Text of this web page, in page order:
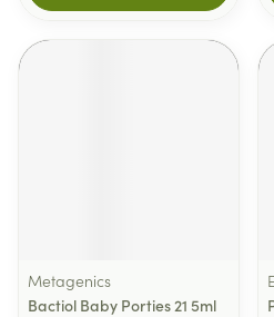
Metagenics
Bactiol Baby Porties 21 5ml